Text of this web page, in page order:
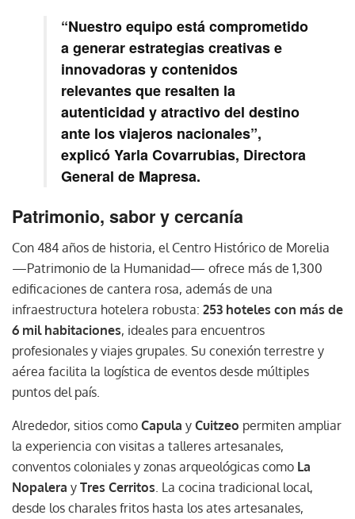
“Nuestro equipo está comprometido
a generar estrategias creativas e
innovadoras y contenidos
relevantes que resalten la
autenticidad y atractivo del destino
ante los viajeros nacionales”,
explicóYarla Covarrubias, Directora
General de Mapresa.
Patrimonio, sabor y cercanía
Con 484 años de historia, el Centro Histórico de Morelia
—Patrimonio de la Humanidad— ofrece más de 1,300
edificaciones de cantera rosa, además de una
infraestructura hotelera robusta: 253 hoteles con más de
6 mil habitaciones, ideales para encuentros
profesionales y viajes grupales. Su conexión terrestre y
aérea facilita la logística de eventos desde múltiples
puntos del país.
Alrededor, sitios como Capula y Cuitzeo permiten ampliar
la experiencia con visitas a talleres artesanales,
conventos coloniales y zonas arqueológicas como La
Nopalera y Tres Cerritos . La cocina tradicional local,
desde los charales fritos hasta los ates artesanales,